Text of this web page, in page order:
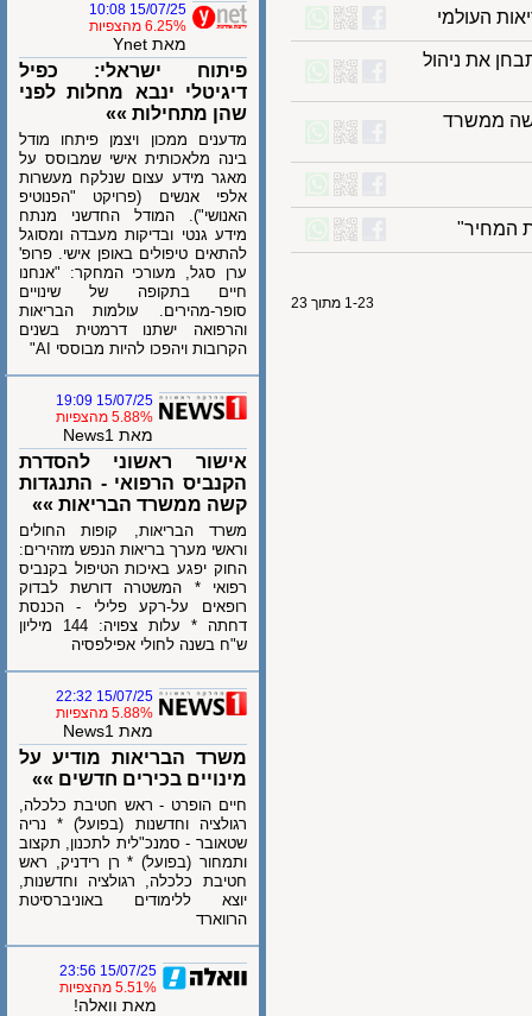
את ניהול
ממשרד
1-23 מתוך 23
15/07/25 10:08
6.25% מהצפיות
מאת Ynet
פיתוח ישראלי: כפיל
דיגיטלי ינבא מחלות לפני
שהן מתחילות »»
מדענים ממכון ויצמן פיתחו מודל
בינה מלאכותית אישי שמבוסס על
מאגר מידע עצום שנלקח מעשרות
אלפי אנשים (פרויקט "הפנוטיפ
האנושי"). המודל החדשני מנתח
מידע גנטי ובדיקות מעבדה ומסוגל
להתאים טיפולים באופן אישי. פרופ'
ערן סגל, מעורכי המחקר: "אנחנו
חיים בתקופה של שינויים
סופר-מהירים. עולמות הבריאות
והרפואה ישתנו דרמטית בשנים
הקרובות ויהפכו להיות מבוססי AI"
15/07/25 19:09
5.88% מהצפיות
מאת News1
אישור ראשוני להסדרת
הקנביס הרפואי - התנגדות
קשה ממשרד הבריאות »»
משרד הבריאות, קופות החולים
וראשי מערך בריאות הנפש מזהירים:
החוק יפגע באיכות הטיפול בקנביס
רפואי * המשטרה דורשת לבדוק
רופאים על-רקע פלילי - הכנסת
דחתה * עלות צפויה: 144 מיליון
ש"ח בשנה לחולי אפילפסיה
15/07/25 22:32
5.88% מהצפיות
מאת News1
משרד הבריאות מודיע על
מינויים בכירים חדשים »»
חיים הופרט - ראש חטיבת כלכלה,
רגולציה וחדשנות (בפועל) * נריה
שטאובר - סמנכ"לית לתכנון, תקצוב
ותמחור (בפועל) * רן רידניק, ראש
חטיבת כלכלה, רגולציה וחדשנות,
יוצא ללימודים באוניברסיטת
הרווארד
15/07/25 23:56
5.51% מהצפיות
מאת וואלה!